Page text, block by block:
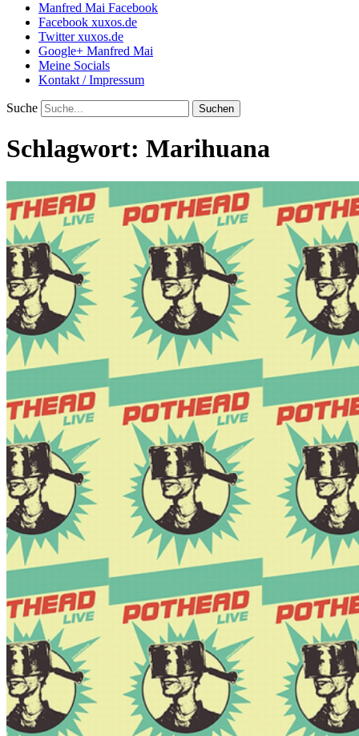
Manfred Mai Facebook
Facebook xuxos.de
Twitter xuxos.de
Google+ Manfred Mai
Meine Socials
Kontakt / Impressum
Suche
Schlagwort: Marihuana